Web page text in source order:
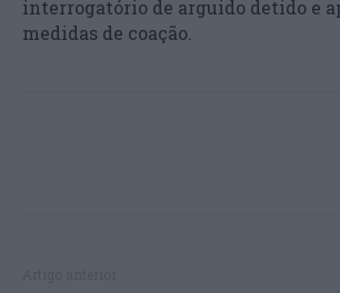
interrogatório de arguido detido e
medidas de coação.